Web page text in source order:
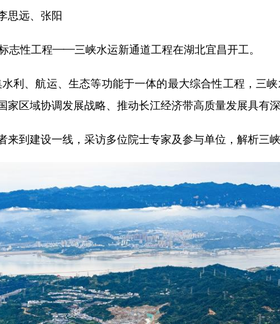
思远、张阳
性工程——三峡水运新通道工程在湖北宜昌开工。
、航运、生态等功能于一体的最大综合性工程，三峡
家区域协调发展战略、推动长江经济带高质量发展具有深
到建设一线，采访多位院士专家及参与单位，解析三峡